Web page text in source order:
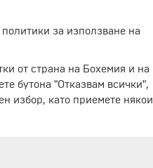
политики за използване на
от страна на Бохемия и на
бутона "Отказвам всички",
избор, като приемете някои